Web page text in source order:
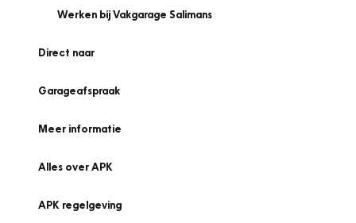
Werken bij Vakgarage Salimans
Direct naar
Garageafspraak
Meer informatie
Alles over APK
APK regelgeving